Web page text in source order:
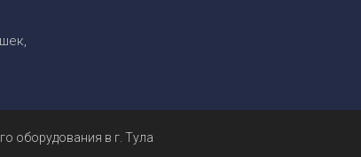
оборудования в г. Тула